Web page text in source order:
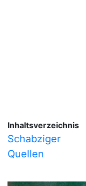
Inhaltsverzeichnis
Schabziger
Quellen